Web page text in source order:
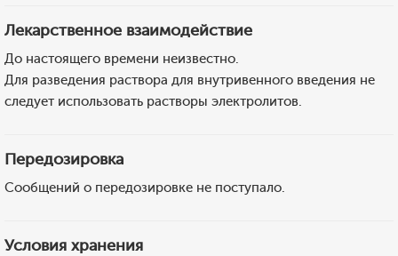
Лекарственное взаимодействие
До настоящего времени неизвестно.
Для разведения раствора для внутривенного введения не
следует использовать растворы электролитов.
Передозировка
Сообщений о передозировке не поступало.
Условия хранения